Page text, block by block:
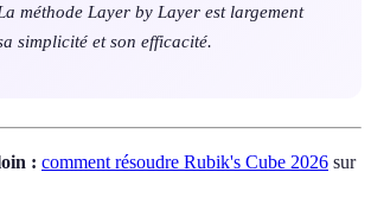
méthode Layer by Layer est largement
simplicité et son efficacité.
: comment résoudre Rubik's Cube 2026 sur